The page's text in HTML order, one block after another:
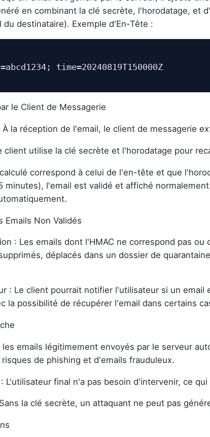
en combinant la clé secrète, l'horodatage, et
du destinataire). Exemple d'En-Tête :
le Client de Messagerie
À la réception de l'email, le client de messagerie
client utilise la clé secrète et l'horodatage pour
correspond à celui de l'en-tête et que
minutes), l'email est validé et affiché
Emails Non Validés
: Les emails dont l'HMAC ne correspond pas
déplacés dans un dossier de
: Le client pourrait notifier l'utilisateur si un email
la possibilité de récupérer l'email dans certains
emails légitimement envoyés par le serveur
de phishing et d'emails frauduleux.
L'utilisateur final n'a pas besoin d'intervenir, ce
la clé secrète, un attaquant ne peut pas